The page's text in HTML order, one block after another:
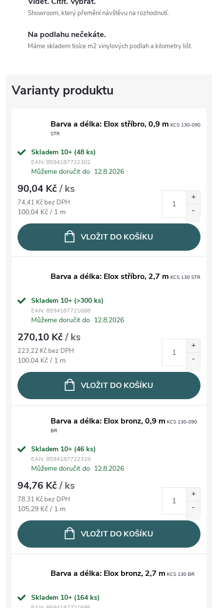
Showroom, který přemění návštěvu na rozhodnutí.
Na podlahu nečekáte.
Máme skladem tisíce m2 vinylových podlah a kilometry lišt.
Barva a délka: Elox stříbro, 0,9 m KCS 130-090
STR
Skladem 10+ (48 ks)
EAN: 8594187722302
Můžeme doručit do 12.8.2026
90,04 Kč/ ks
74,41 Kč bez DPH
Měrná cena:
100,04 Kč / 1 m
VLOŽIT DO KOŠÍKU
Barva a délka: Elox stříbro, 2,7 m KCS 130 STR
Skladem 10+ (>300 ks)
EAN: 8594187721688
Můžeme doručit do 12.8.2026
270,10 Kč/ ks
223,22 Kč bez DPH
Měrná cena:
100,04 Kč / 1 m
VLOŽIT DO KOŠÍKU
Barva a délka: Elox bronz, 0,9 m KCS 130-090
BR
Skladem 10+ (46 ks)
EAN: 8594187722319
Můžeme doručit do 12.8.2026
94,76 Kč/ ks
78,31 Kč bez DPH
Měrná cena:
105,29 Kč / 1 m
VLOŽIT DO KOŠÍKU
Barva a délka: Elox bronz, 2,7 m KCS 130 BR
Skladem 10+ (164 ks)